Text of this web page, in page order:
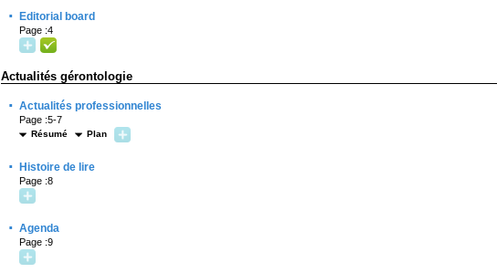
· Editorial board
Page :4
Actualités gérontologie
· Actualités professionnelles
Page :5-7
Résumé Plan
· Histoire de lire
Page :8
· Agenda
Page :9